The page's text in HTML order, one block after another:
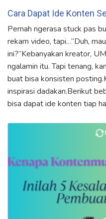
Cara Dapat Ide Konten
Pernah ngerasa stuck pas
rekam video, tapi…“Duh,
ini?”Kebanyakan kreator,
ngalamin itu. Tapi tenang,
buat bisa konsisten
inspirasi dadakan.Berikut
bisa dapat ide konten tiap